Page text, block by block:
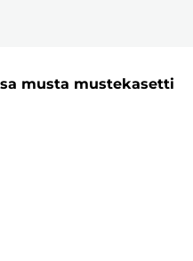
musta mustekasetti